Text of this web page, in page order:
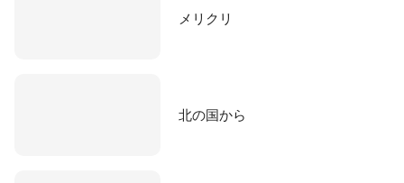
メリクリ
北の国から